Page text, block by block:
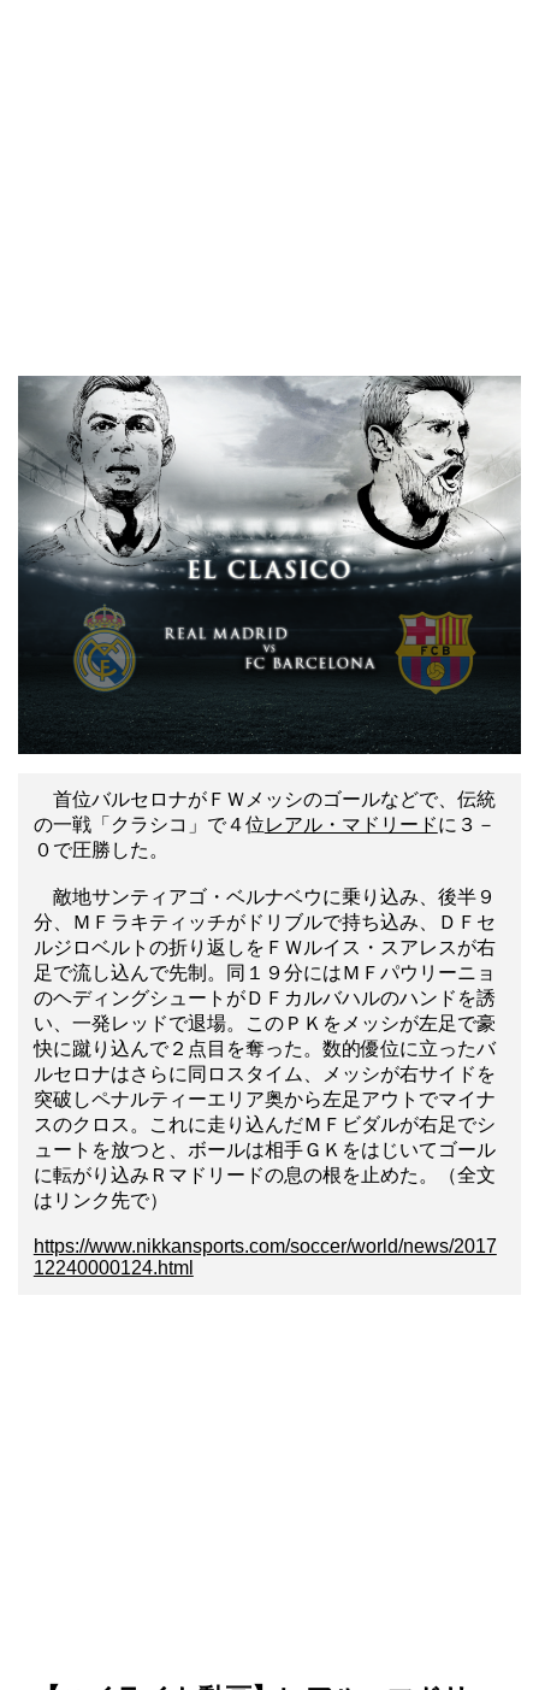
首位バルセロナがＦＷメッシのゴールなどで、伝統
の一戦「クラシコ」で４位レアル・マドリードに３－
０で圧勝した。
敵地サンティアゴ・ベルナベウに乗り込み、後半９
分、ＭＦラキティッチがドリブルで持ち込み、ＤＦセ
ルジロベルトの折り返しをＦＷルイス・スアレスが右
足で流し込んで先制。同１９分にはＭＦパウリーニョ
のヘディングシュートがＤＦカルバハルのハンドを誘
い、一発レッドで退場。このＰＫをメッシが左足で豪
快に蹴り込んで２点目を奪った。数的優位に立ったバ
ルセロナはさらに同ロスタイム、メッシが右サイドを
突破しペナルティーエリア奥から左足アウトでマイナ
スのクロス。これに走り込んだＭＦビダルが右足でシ
ュートを放つと、ボールは相手ＧＫをはじいてゴール
に転がり込みＲマドリードの息の根を止めた。（全文
はリンク先で）
https://www.nikkansports.com/soccer/world/news/2017
12240000124.html